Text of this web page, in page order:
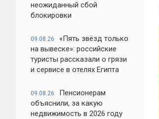
неожиданный сбой
блокировки
09.08.26
«Пять звёзд только
на вывеске»: российские
туристы рассказали о грязи
и сервисе в отелях Египта
09.08.26
Пенсионерам
объяснили, за какую
недвижимость в 2026 году